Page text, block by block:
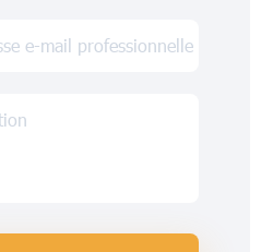
e-mail professionnelle